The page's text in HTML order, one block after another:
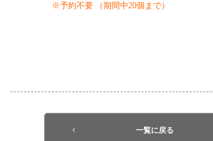
※予約不要 （期間中20個まで）
一覧に戻る